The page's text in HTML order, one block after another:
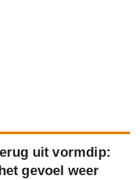
uit vormdip:
gevoel weer